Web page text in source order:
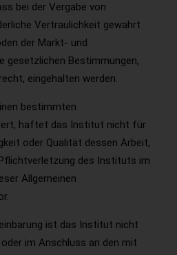
bei der Vergabe von
Vertraulichkeit gewahrt
der Markt- und
gesetzlichen Bestimmungen,
eingehalten werden.
bestimmten
haftet das Institut nicht für
oder Qualität dessen Arbeit,
des Instituts im
Allgemeinen
ist das Institut nicht
im Anschluss an den mit